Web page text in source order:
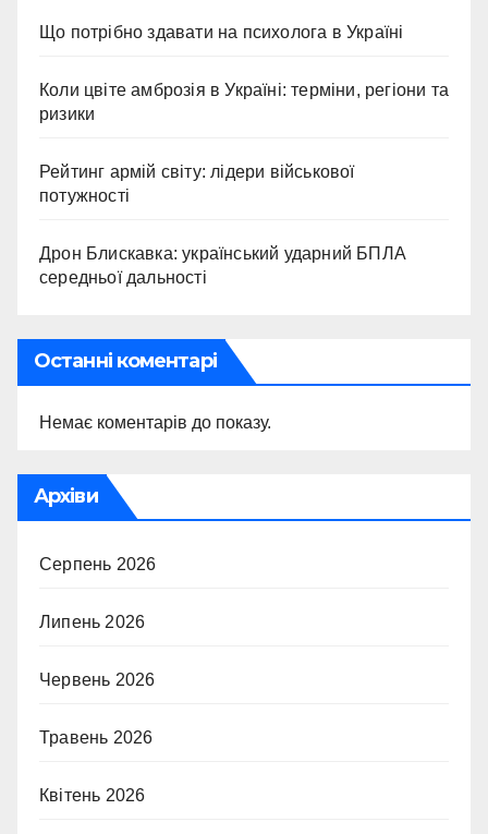
Що потрібно здавати на психолога в Україні
Коли цвіте амброзія в Україні: терміни, регіони та
ризики
Рейтинг армій світу: лідери військової
потужності
Дрон Блискавка: український ударний БПЛА
середньої дальності
Останні коментарі
Немає коментарів до показу.
Архіви
Серпень 2026
Липень 2026
Червень 2026
Травень 2026
Квітень 2026